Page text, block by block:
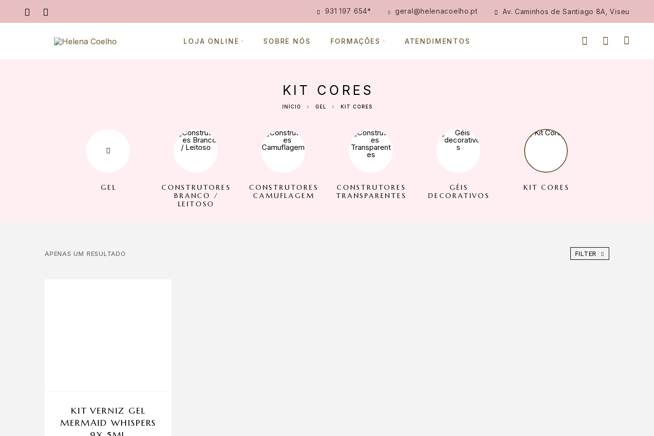
931 197 654* geral@helenacoelho.pt Av. Caminhos de Santiago 8A, Viseu
LOJA ONLINE SOBRE NÓS FORMAÇÕES ATENDIMENTOS
KIT CORES
INÍCIO GEL KIT CORES
GEL
CONSTRUTORES
BRANCO /
LEITOSO
CONSTRUTORES
CAMUFLAGEM
CONSTRUTORES
TRANSPARENTES
GÉIS
DECORATIVOS
KIT CORES
APENAS UM RESULTADO FILTER
KIT VERNIZ GEL
MERMAID WHISPERS